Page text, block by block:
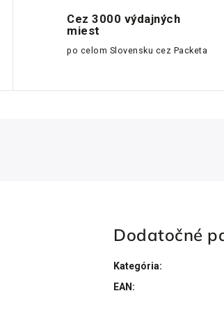
Cez 3000 výdajných
miest
po celom Slovensku cez Packeta
Dodatočné
Kategória:
EAN :